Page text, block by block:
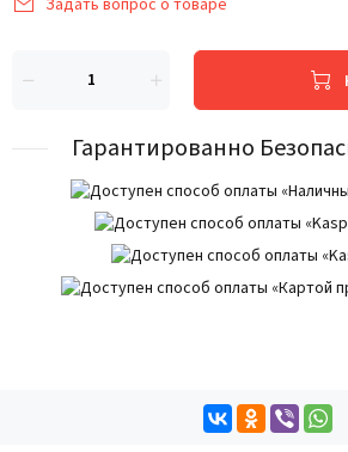
Задать вопрос о товаре
Гарантированно